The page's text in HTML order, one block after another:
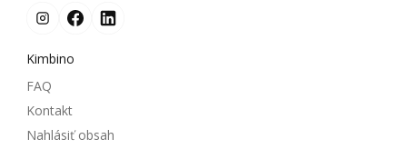
Kimbino
FAQ
Kontakt
Nahlásiť obsah